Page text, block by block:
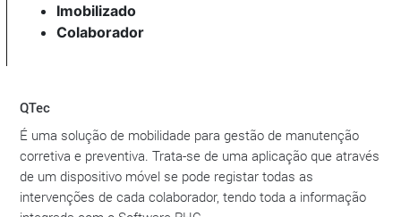
Imobilizado
Colaborador
QTec
É uma solução de mobilidade para gestão de manutenção
corretiva e preventiva. Trata-se de uma aplicação que através
de um dispositivo móvel se pode registar todas as
intervenções de cada colaborador, tendo toda a informação